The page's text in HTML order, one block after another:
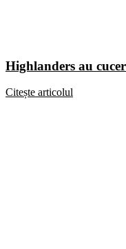
Highlanders au
Citește articolul